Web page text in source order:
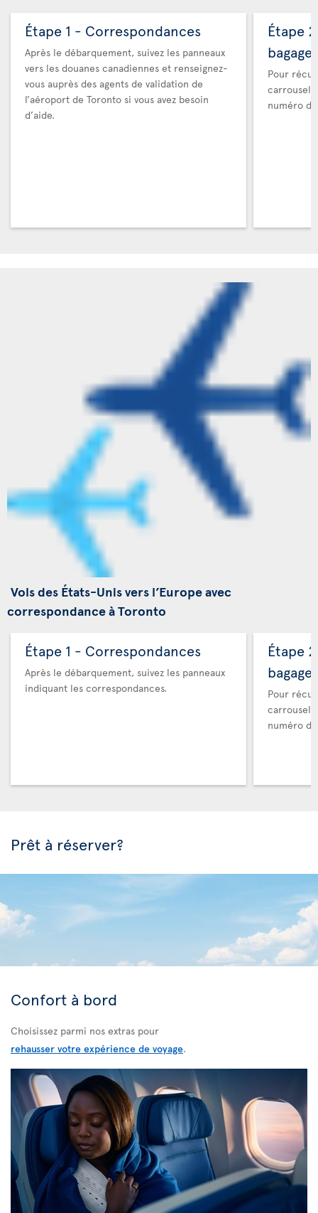
Étape 1 - Correspondances
Après le débarquement, suivez les panneaux
vers les douanes canadiennes et renseignez-
vous auprès des agents de validation de
l’aéroport de Toronto si vous avez besoin
d’aide.
Étape
Pour
carrousel
numéro
Vols des États-Unis vers l’Europe avec
correspondance à Toronto
Étape 1 - Correspondances
Après le débarquement, suivez les panneaux
indiquant les correspondances.
Étape
Pour
carrousel
numéro
Prêt à réserver?
Confort à bord
Choisissez parmi nos extras pour
rehausser votre expérience de voyage.